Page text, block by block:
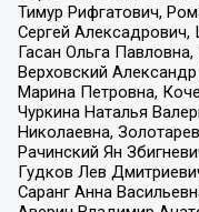
Тимур Рифгатович,
Сергей Алексадрович,
Гасан Ольга
Верховский
Марина Петровна,
Чуркина Наталья
Николаевна,
Рачинский Ян
Гудков Лев
Саранг Анна